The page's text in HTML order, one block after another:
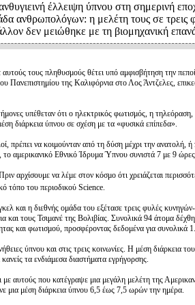
έλλειψη ύπνου στη σημερινή
ανθρωπολόγων: η μελέτη τους σε τρεις
δεν μειώθηκε με τη βιομηχανική
τους πληθυσμούς θέτει υπό αμφισβήτηση την
Πανεπιστημίου της Καλιφόρνια στο Λος Άντζελες,
υπέθεταν ότι ο ηλεκτρικός φωτισμός, η
διάρκεια ύπνου σε σχέση με τα «φυσικά επίπεδα».
πρέπει να κοιμούνταν από τη δύση μέχρι την ανατολή,
το αμερικανικό Εθνικό Ίδρυμα Ύπνου συνιστά 7 με 9 ώρες
αρχίσουμε να λέμε στον κόσμο ότι χρειάζεται
τόπο του περιοδικού Science.
και η διεθνής ομάδα του εξέτασε τρεις φυλές
και τους Τσιμανέ της Βολιβίας. Συνολικά 94 άτομα
και φωτισμού, προσφέροντας δεδομένα για συνολικά
ύπνου και στις τρεις κοινωνίες. Η μέση διάρκεια
τα ενδιάμεσα διαστήματα εγρήγορσης.
με αυτούς που κατέγραψε μια μεγάλη μελέτη της
μια μέση διάρκεια ύπνου 6,5 έως 7,5 ωρών την ημέρα.